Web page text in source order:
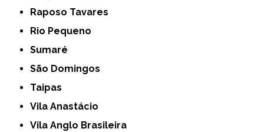
Raposo Tavares
Rio Pequeno
Sumaré
São Domingos
Taipas
Vila Anastácio
Vila Anglo Brasileira